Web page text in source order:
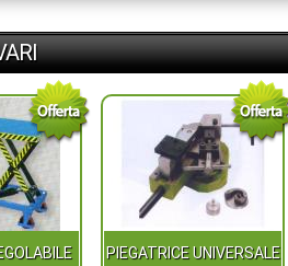
PIEGATRICE UNIVERSALE